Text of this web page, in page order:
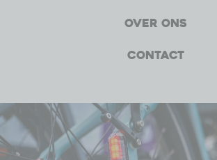
Over ons
Contact